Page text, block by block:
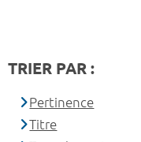
TRIER PAR :
Pertinence
Titre